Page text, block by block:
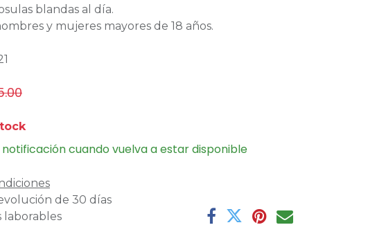
blandas al día.
y mujeres mayores de 18 años.
notificación cuando vuelva a estar disponible
de 30 días
laborables